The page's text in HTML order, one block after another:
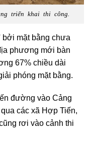
triển khai thi công.
bởi mặt bằng chưa
phương mới bàn
67% chiều dài
phóng mặt bằng.
đường vào Cảng
các xã Hợp Tiến,
rơi vào cảnh thi